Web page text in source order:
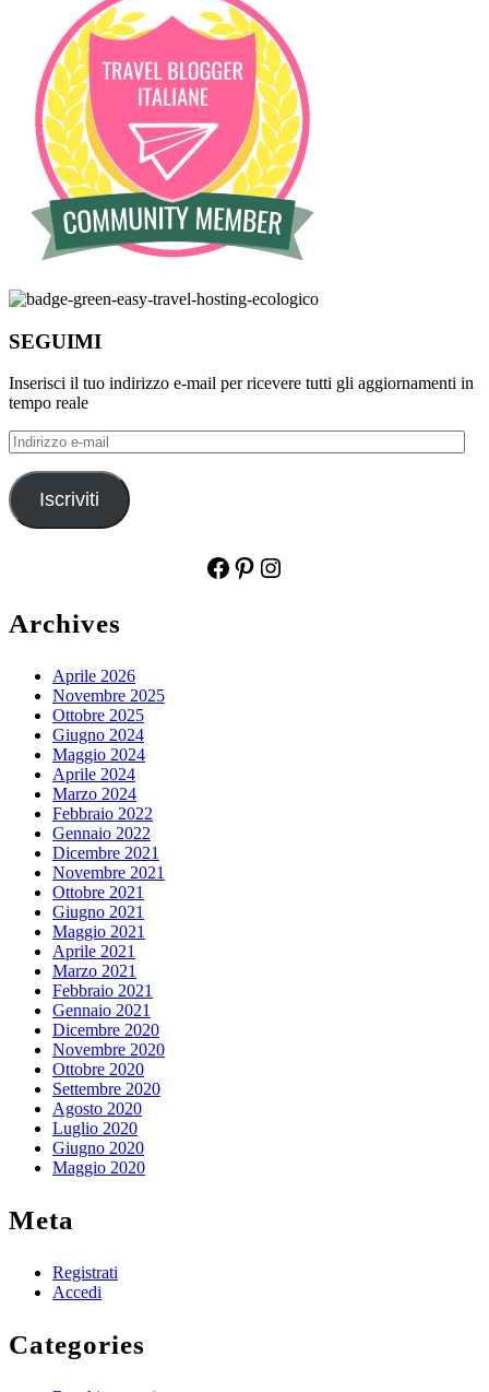
SEGUIMI
Inserisci il tuo indirizzo e-mail per ricevere tutti gli aggiornamenti in
tempo reale
Indirizzo
e-
mail
Iscriviti
Facebook
Pinterest
Instagram
Archives
Aprile 2026
Novembre 2025
Ottobre 2025
Giugno 2024
Maggio 2024
Aprile 2024
Marzo 2024
Febbraio 2022
Gennaio 2022
Dicembre 2021
Novembre 2021
Ottobre 2021
Giugno 2021
Maggio 2021
Aprile 2021
Marzo 2021
Febbraio 2021
Gennaio 2021
Dicembre 2020
Novembre 2020
Ottobre 2020
Settembre 2020
Agosto 2020
Luglio 2020
Giugno 2020
Maggio 2020
Meta
Registrati
Accedi
Categories